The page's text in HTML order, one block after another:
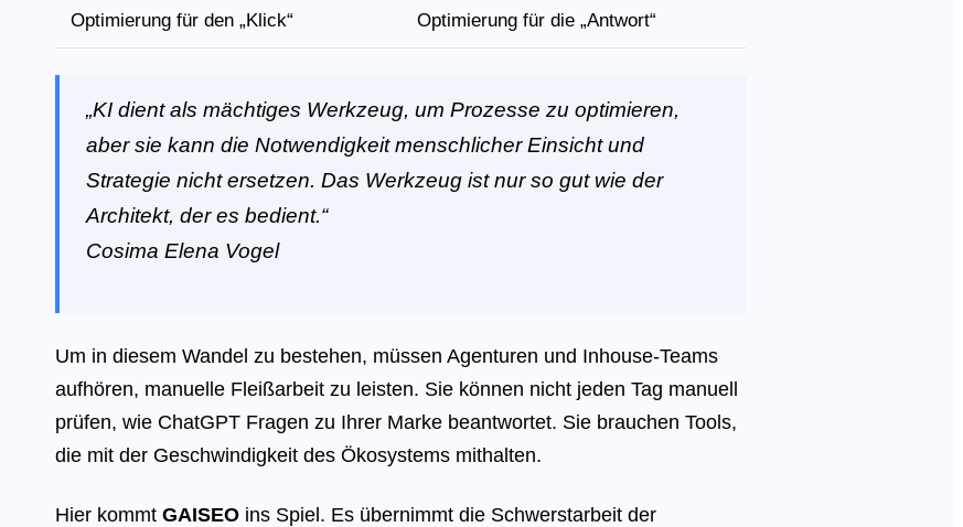
Optimierung für den „Klick“ Optimierung für die „Antwort“
„KI dient als mächtiges Werkzeug, um Prozesse zu optimieren,
aber sie kann die Notwendigkeit menschlicher Einsicht und
Strategie nicht ersetzen. Das Werkzeug ist nur so gut wie der
Architekt, der es bedient.“
Cosima Elena Vogel
Um in diesem Wandel zu bestehen, müssen Agenturen und Inhouse-Teams
aufhören, manuelle Fleißarbeit zu leisten. Sie können nicht jeden Tag manuell
prüfen, wie ChatGPT Fragen zu Ihrer Marke beantwortet. Sie brauchen Tools,
die mit der Geschwindigkeit des Ökosystems mithalten.
Hier kommt GAISEOins Spiel. Es übernimmt die Schwerstarbeit der